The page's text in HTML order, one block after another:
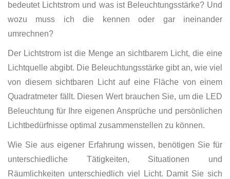
bedeutet Lichtstrom und was ist Beleuchtungsstärke? Und
wozu muss ich die kennen oder gar ineinander
umrechnen?
Der Lichtstrom ist die Menge an sichtbarem Licht, die eine
Lichtquelle abgibt. Die Beleuchtungsstärke gibt an, wie viel
von diesem sichtbaren Licht auf eine Fläche von einem
Quadratmeter fällt. Diesen Wert brauchen Sie, um die LED
Beleuchtung für Ihre eigenen Ansprüche und persönlichen
Lichtbedürfnisse optimal zusammenstellen zu können.
Wie Sie aus eigener Erfahrung wissen, benötigen Sie für
unterschiedliche Tätigkeiten, Situationen und
Räumlichkeiten unterschiedlich viel Licht. Damit Sie sich